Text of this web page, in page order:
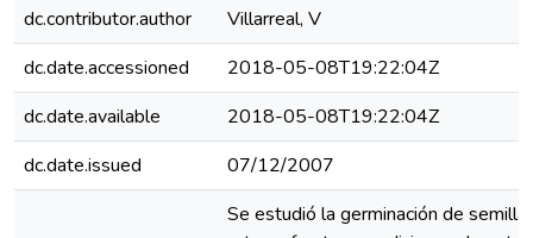
dc.contributor.author
Villarreal, V
dc.date.accessioned
2018-05-08T19:22:04Z
dc.date.available
2018-05-08T19:22:04Z
dc.date.issued
07/12/2007
Se estudió la germinación de